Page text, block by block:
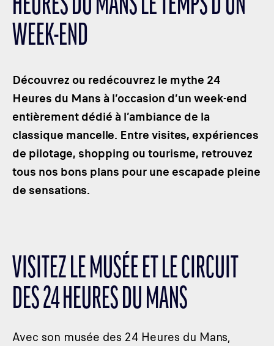
LES CATÉGORIES
DÉVELOPPEMENT DURABLE
SEA BY DHL
PARTENAIRES
NEWSLETTER
HEURES DU MANS LE TEMPS D’UN
WEEK-END
Découvrez ou redécouvrez le mythe 24
Heures du Mans à l’occasion d’un week-end
entièrement dédié à l’ambiance de la
classique mancelle. Entre visites, expériences
de pilotage, shopping ou tourisme, retrouvez
tous nos bons plans pour une escapade pleine
de sensations.
VISITEZ LE MUSÉE ET LE CIRCUIT
DES 24 HEURES DU MANS
Avec son musée des 24 Heures du Mans,